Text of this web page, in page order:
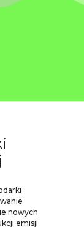
nowych
emisji